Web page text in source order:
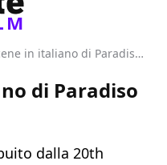
Due scene in italiano di Paradiso Amaro
di Paradiso
dalla 20th